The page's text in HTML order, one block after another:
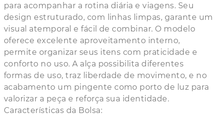
para acompanhar a rotina diária e viagens. Seu
design estruturado, com linhas limpas, garante um
visual atemporal e fácil de combinar. O modelo
oferece excelente aproveitamento interno,
permite organizar seus itens com praticidade e
conforto no uso. A alça possibilita diferentes
formas de uso, traz liberdade de movimento, e no
acabamento um pingente como porto de luz para
valorizar a peça e reforça sua identidade.
Características da Bolsa: